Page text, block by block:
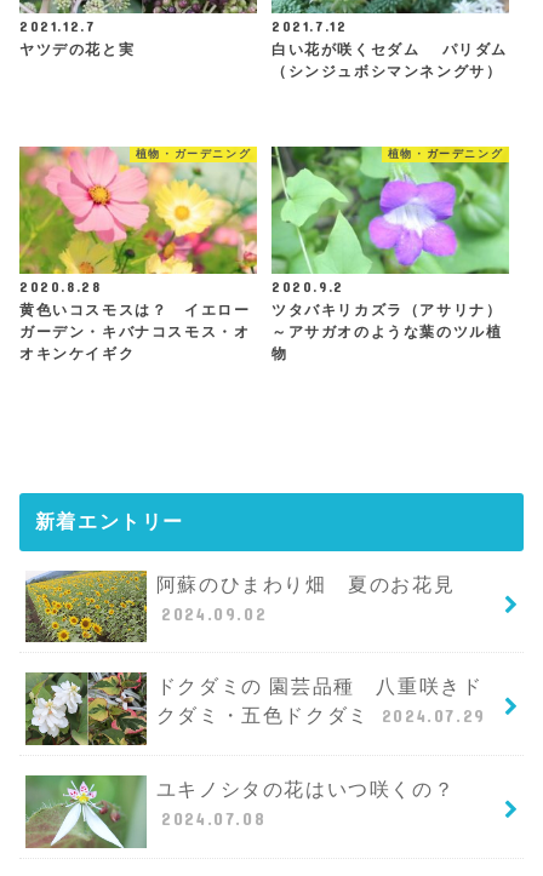
2021.12.7
ヤツデの花と実
2021.7.12
白い花が咲くセダム パリダム
（シンジュボシマンネングサ）
植物・ガーデニング
2020.8.28
黄色いコスモスは？ イエロー
ガーデン・キバナコスモス・オ
オキンケイギク
植物・ガーデニング
2020.9.2
ツタバキリカズラ（アサリナ）
～アサガオのような葉のツル植
物
新着エントリー
阿蘇のひまわり畑 夏のお花見
2024.09.02
ドクダミの 園芸品種 八重咲きド
クダミ・五色ドクダミ
2024.07.29
ユキノシタの花はいつ咲くの？
2024.07.08